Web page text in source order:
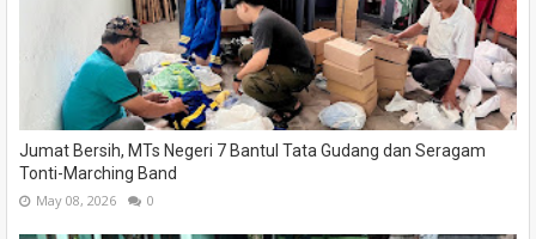
Jumat Bersih, MTs Negeri 7 Bantul Tata Gudang dan Seragam
Tonti-Marching Band
May 08, 2026 0